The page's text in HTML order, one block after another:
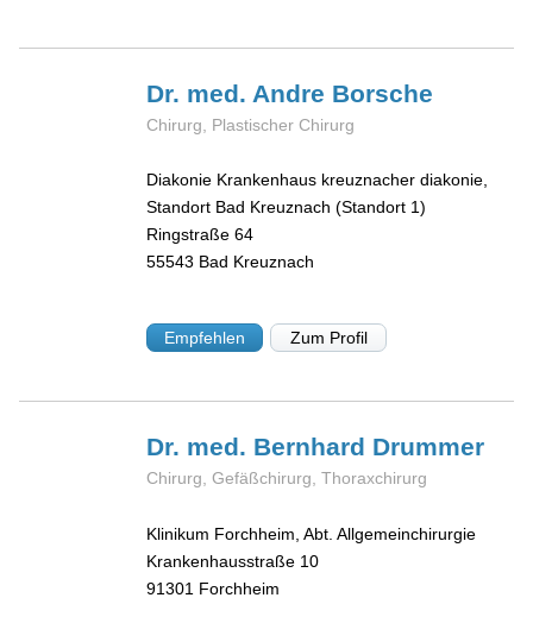
Dr. med. Andre Borsche
Chirurg, Plastischer Chirurg
Diakonie Krankenhaus kreuznacher diakonie,
Standort Bad Kreuznach (Standort 1)
Ringstraße 64
55543 Bad Kreuznach
Empfehlen Zum Profil
Dr. med. Bernhard Drummer
Chirurg, Gefäßchirurg, Thoraxchirurg
Klinikum Forchheim, Abt. Allgemeinchirurgie
Krankenhausstraße 10
91301 Forchheim